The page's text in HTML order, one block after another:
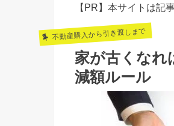
【PR】本サイトは記
不動産購入から引き渡しまで
家が古くなれ
減額ルール